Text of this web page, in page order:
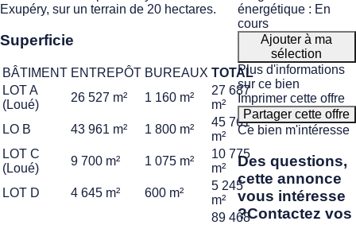
Exupéry, sur un terrain de 20 hectares.
Superficie
BÂTIMENT ENTREPÔT BUREAUX TOTAL
LOT A
(Loué)
26 527 m² 1 160 m²
27 687
m²
LO B
43 961 m² 1 800 m²
45 761
m²
LOT C
(Loué)
9 700 m² 1 075 m²
10 775
m²
LOT D
4 645 m² 600 m²
5 245
m²
89 468
énergétique : En
cours
Ajouter à ma
sélection
Plus d'informations
sur ce bien
Imprimer cette offre
Partager cette offre
Ce bien m'intéresse
Des questions,
cette annonce
vous intéresse
?Contactez vos